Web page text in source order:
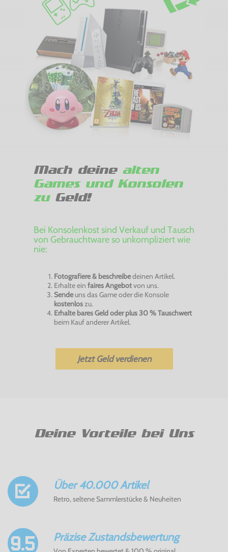
Mach deine alten
Games und Konsolen
zuGeld!
Bei Konsolenkost sind Verkauf und Tausch
von Gebrauchtware so unkompliziert wie
nie:
Fotografiere & beschreibedeinen Artikel.
Erhalte ein faires Angebotvon uns.
Sendeuns das Game oder die Konsole
kostenloszu.
Erhalte bares Geld oder plus 30 % Tauschwert
beim Kauf anderer Artikel.
Jetzt Geld verdienen
Deine Vorteile bei Uns
Über 40.000 Artikel
Retro, seltene Sammlerstücke & Neuheiten
Präzise Zustandsbewertung